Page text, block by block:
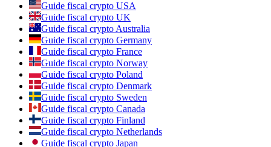
Guide fiscal crypto USA
Guide fiscal crypto UK
Guide fiscal crypto Australia
Guide fiscal crypto Germany
Guide fiscal crypto France
Guide fiscal crypto Norway
Guide fiscal crypto Poland
Guide fiscal crypto Denmark
Guide fiscal crypto Sweden
Guide fiscal crypto Canada
Guide fiscal crypto Finland
Guide fiscal crypto Netherlands
Guide fiscal crypto Japan